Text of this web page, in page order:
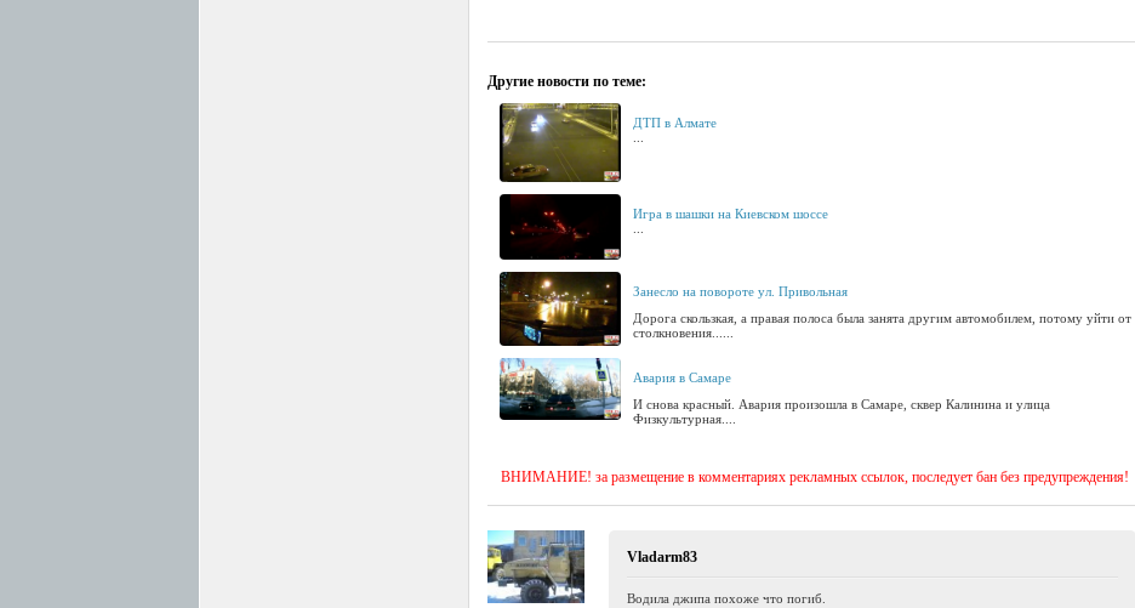
Другие новости по теме:
ДТП в Алмате
Игра в шашки на Киевском шоссе
Занесло на повороте ул. Привольная
Дорога скользкая, а правая полоса была занята другим автомобилем, потому уйти от
столкновения......
Авария в Самаре
И снова красный. Авария произошла в Самаре, сквер Калинина и улица
Физкультурная....
ВНИМАНИЕ! за размещение в комментариях рекламных ссылок, последует бан без предупреждения!
Vladarm83
Водила джипа похоже что погиб.